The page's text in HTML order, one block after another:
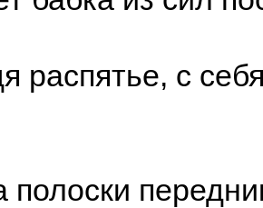
распятье, с
полоски